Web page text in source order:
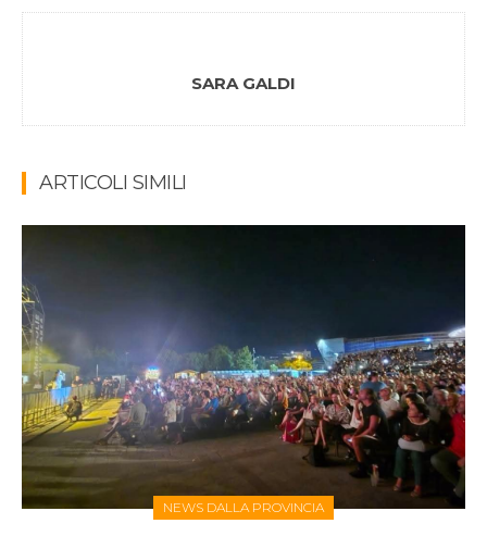
SARA GALDI
ARTICOLI SIMILI
NEWS DALLA PROVINCIA